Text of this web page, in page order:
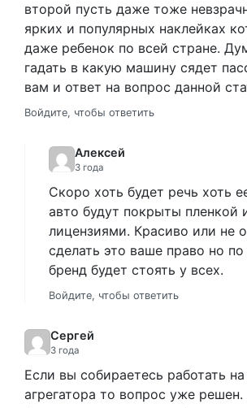
второй пусть даже тоже
ярких и популярных наклейках
даже ребенок по всей стране.
гадать в какую машину сядет
вам и ответ на вопрос данной
Войдите, чтобы ответить
Алексей
3 года
Скоро хоть будет речь хоть
авто будут покрыты пленкой
лицензиями. Красиво или не
сделать это ваше право но
бренд будет стоять у всех.
Войдите, чтобы ответить
Сергей
3 года
Если вы собираетесь работать
агрегатора то вопрос уже